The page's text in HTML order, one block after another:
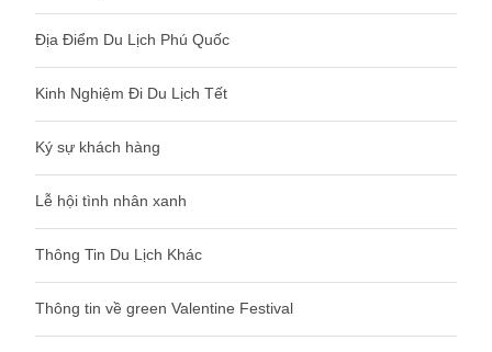
Địa Điểm Du Lịch Phú Quốc
Kinh Nghiệm Đi Du Lịch Tết
Ký sự khách hàng
Lễ hội tình nhân xanh
Thông Tin Du Lịch Khác
Thông tin về green Valentine Festival